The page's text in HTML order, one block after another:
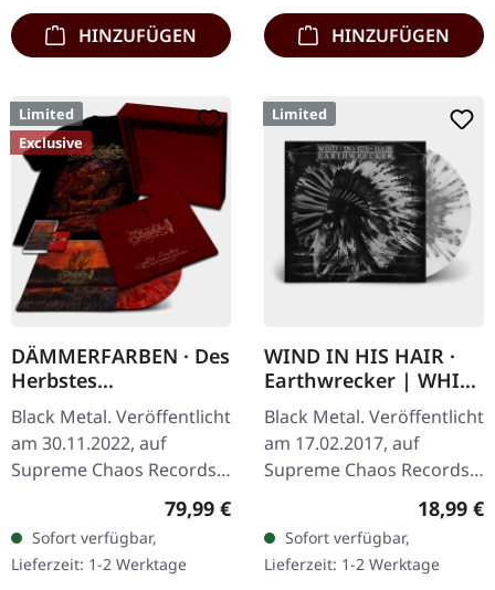
HINZUFÜGEN
für…
HINZUFÜGEN
Limited
Exclusive
DÄMMERFARBEN · Des
Herbstes
Trauerhymnen MMXX
| WOODEN LP BOX
Black Metal. Veröffentlicht
am 30.11.2022, auf
Supreme Chaos Records.
Mahaghoni-farbene Holz-
Box mit graviertem Logo,
Titel und…
Regulärer Preis:
79,99 €
Sofort verfügbar,
Lieferzeit: 1-2 Werktage
Limited
WIND IN HIS HAIR ·
Earthwrecker | WHITE
SPLATTER LP
Black Metal. Veröffentlicht
am 17.02.2017, auf
Supreme Chaos Records.
Weißes Vinyl mit grauen
Splattern im Standard-
Cover, kommt mit Insert.…
18,99 €
Sofort verfügbar,
Lieferzeit: 1-2 Werktage